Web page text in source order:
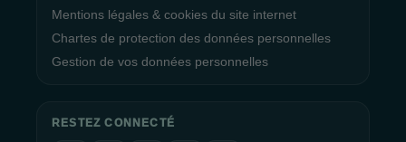
Mentions légales & cookies du site internet
Chartes de protection des données personnelles
Gestion de vos données personnelles
RESTEZ CONNECTÉ